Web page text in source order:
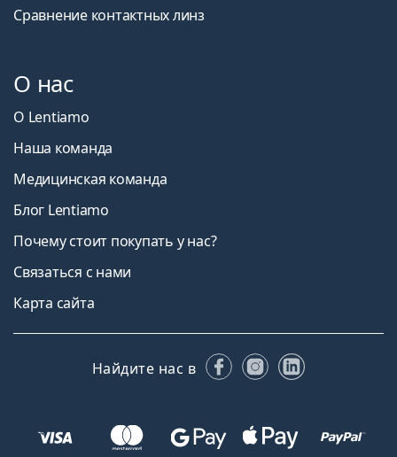
Сравнение контактных линз
О нас
О Lentiamo
Наша команда
Медицинская команда
Блог Lentiamo
Почему стоит покупать у нас?
Связаться с нами
Карта сайта
Найдите нас в FacebookInstagram
LinkedIn